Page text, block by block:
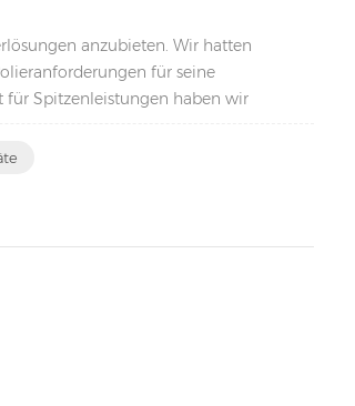
anzubieten. Wir hatten
für seine
für Spitzenleistungen haben wir